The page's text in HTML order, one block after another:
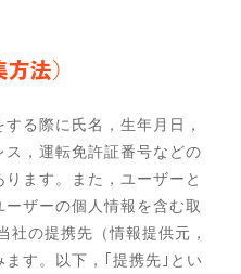
法）
る際に氏名，生年月日，
，運転免許証番号などの
ます。また，ユーザーと
ザーの個人情報を含む取
社の提携先（情報提供元，
す。以下，｢提携先｣とい